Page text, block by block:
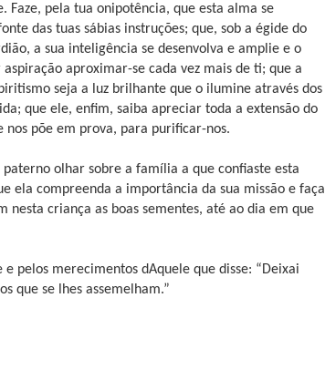
Faze, pela tua onipotência, que esta alma se
das tuas sábias instruções; que, sob a égide do
a sua inteligência se desenvolva e amplie e o
aspiração aproximar-se cada vez mais de ti; que a
seja a luz brilhante que o ilumine através dos
que ele, enfim, saiba apreciar toda a extensão do
nos põe em prova, para purificar-nos.
paterno olhar sobre a família a que confiaste esta
ela compreenda a importância da sua missão e faça
nesta criança as boas sementes, até ao dia em que
pelos merecimentos dAquele que disse: “Deixai
que se lhes assemelham.”